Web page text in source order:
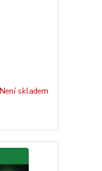
Není skladem